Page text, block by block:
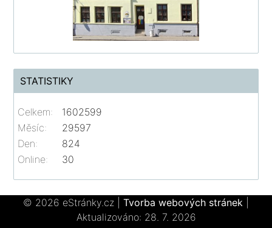
STATISTIKY
Online: 30
Celkem:
1602599
Měsíc:
29597
Den:
824
© 2026 eStránky.cz Tvorba webových stránek
Aktualizováno: 28. 7. 2026